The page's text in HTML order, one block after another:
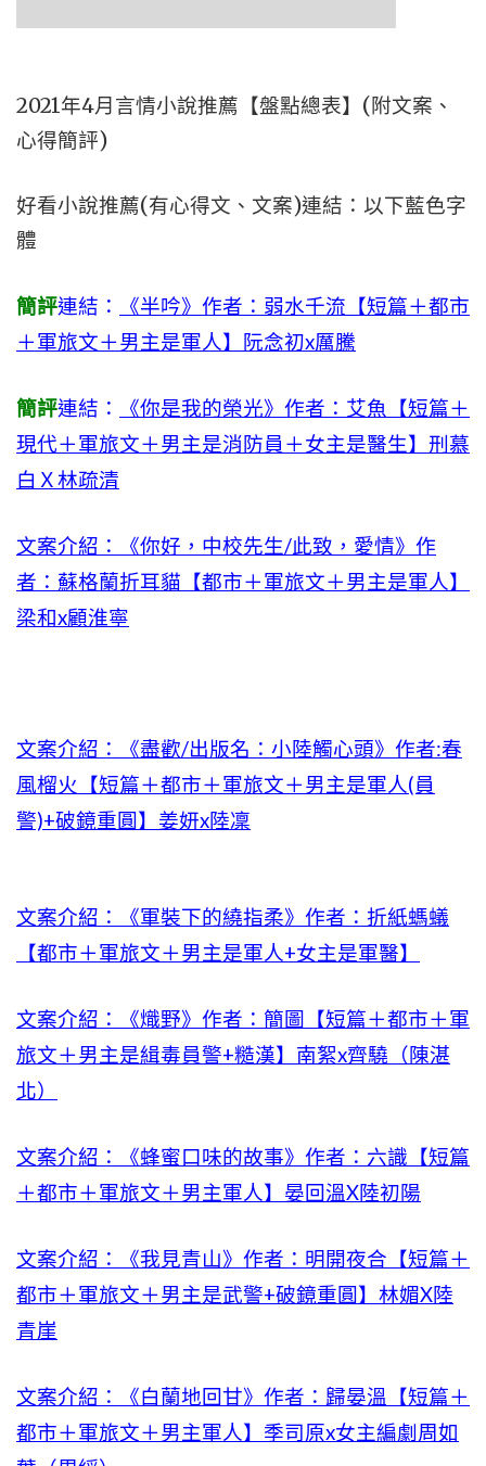
2021年4月言情小說推薦【盤點總表】(附文案、
心得簡評)
好看小說推薦(有心得文、文案)連結：以下藍色字
體
簡評連結：
《半吟》作者：弱水千流【短篇＋都市
＋軍旅文＋男主是軍人】阮念初x厲騰
簡評連結：
《你是我的榮光》作者：艾魚【短篇＋
現代＋軍旅文＋男主是消防員＋女主是醫生】刑慕
白Ｘ林疏清
文案介紹：《你好，中校先生/此致，愛情》作
者：蘇格蘭折耳貓【都市＋軍旅文＋男主是軍人】
梁和x顧淮寧
文案介紹：《盡歡/出版名：小陸觸心頭》作者:春
風榴火【短篇＋都市＋軍旅文＋男主是軍人(員
警)+破鏡重圓】姜妍x陸凜
文案介紹：《軍裝下的繞指柔》作者：折紙螞蟻
【都市＋軍旅文＋男主是軍人+女主是軍醫】
文案介紹：《熾野》作者：簡圖【短篇＋都市＋軍
旅文＋男主是緝毒員警+糙漢】南絮x齊驍（陳湛
北）
文案介紹：《蜂蜜口味的故事》作者：六識【短篇
＋都市＋軍旅文＋男主軍人】晏回溫X陸初陽
文案介紹：《我見青山》作者：明開夜合【短篇＋
都市＋軍旅文＋男主是武警+破鏡重圓】林媚X陸
青崖
文案介紹：《白蘭地回甘》作者：歸晏溫【短篇＋
都市＋軍旅文＋男主軍人】季司原x女主編劇周如